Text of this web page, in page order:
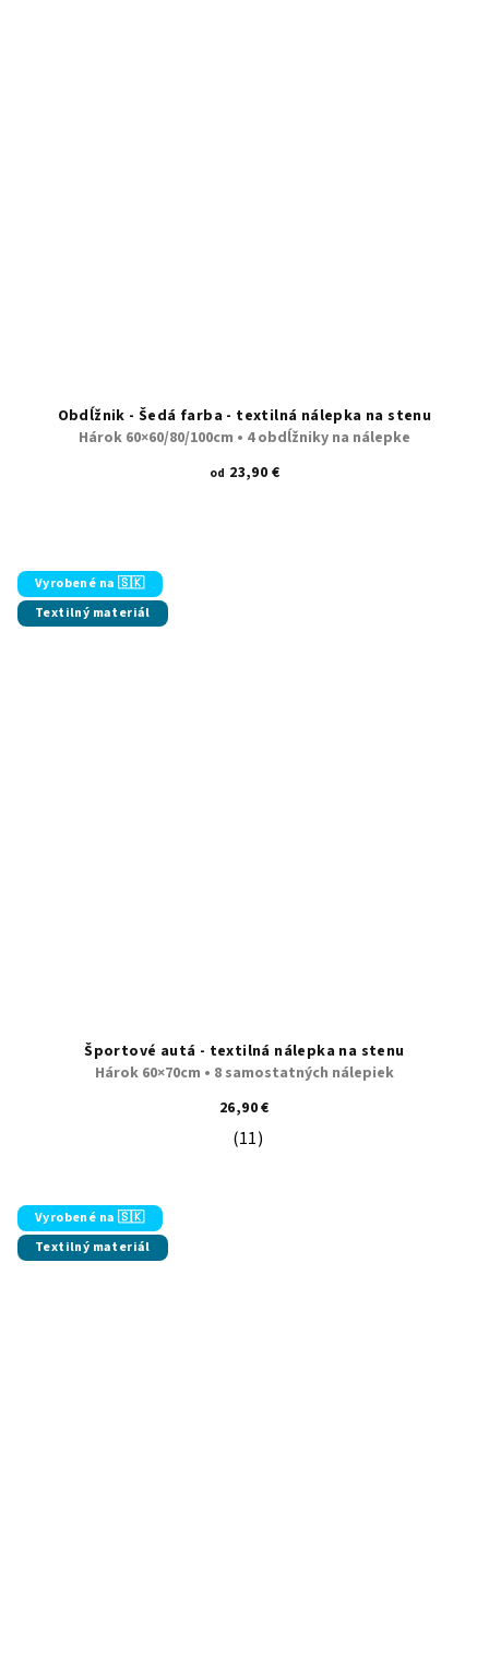
Obdĺžnik - Šedá farba - textilná nálepka na stenu
Hárok 60×60/80/100cm • 4 obdĺžniky na nálepke
od 23,90 €
Vyrobené na 🇸🇰
Textilný materiál
Športové autá - textilná nálepka na stenu
Hárok 60×70cm • 8 samostatných nálepiek
26,90 €
Priemerné hodnotenie produktu
(11)
Vyrobené na 🇸🇰
Textilný materiál